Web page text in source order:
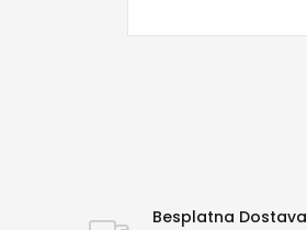
Besplatna Dostava